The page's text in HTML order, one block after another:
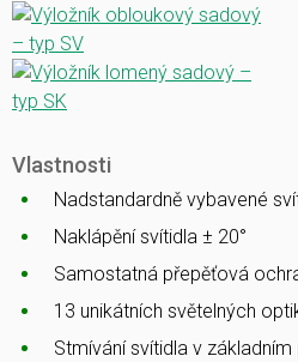
Vlastnosti
Nadstandardně vybavené
Naklápění svítidla ± 20°
Samostatná přepěťová
13 unikátních světelných
Stmívání svítidla v